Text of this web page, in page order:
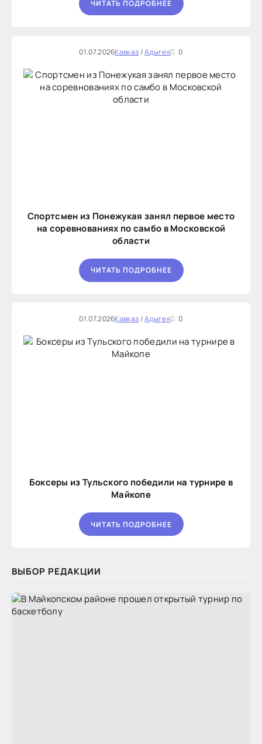
ЧИТАТЬ ПОДРОБНЕЕ
01.07.2026Кавказ/Адыгея 0
Спортсмен из Понежукая занял первое место
на соревнованиях по самбо в Московской
области
ЧИТАТЬ ПОДРОБНЕЕ
01.07.2026Кавказ/Адыгея 0
Боксеры из Тульского победили на турнире в
Майкопе
ЧИТАТЬ ПОДРОБНЕЕ
ВЫБОР РЕДАКЦИИ